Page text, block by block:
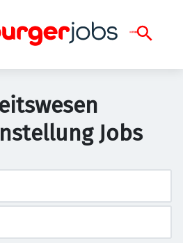
Jobs